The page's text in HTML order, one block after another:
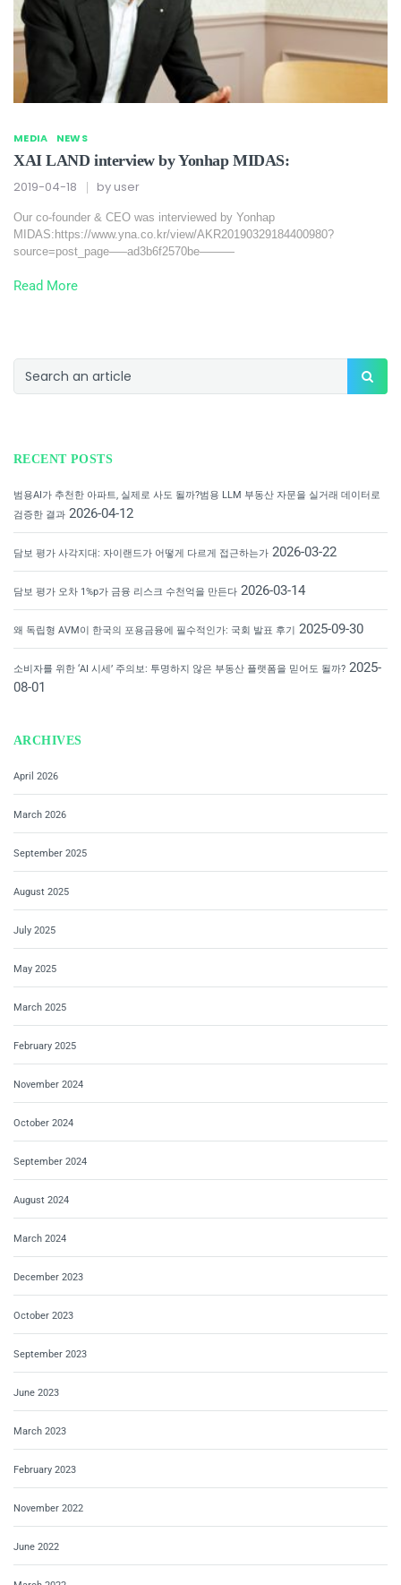
MEDIA NEWS
XAI LAND interview by Yonhap MIDAS:
2019-04-18 by user
Our co-founder & CEO was interviewed by Yonhap
MIDAS:https://www.yna.co.kr/view/AKR20190329184400980?
source=post_page—–ad3b6f2570be———
Read More
RECENT POSTS
범용AI가 추천한 아파트, 실제로 사도 될까?범용 LLM 부동산 자문을 실거래 데이터로
검증한 결과 2026-04-12
담보 평가 사각지대: 자이랜드가 어떻게 다르게 접근하는가 2026-03-22
담보 평가 오차 1%p가 금융 리스크 수천억을 만든다 2026-03-14
왜 독립형 AVM이 한국의 포용금융에 필수적인가: 국회 발표 후기 2025-09-30
소비자를 위한 ‘AI 시세’ 주의보: 투명하지 않은 부동산 플랫폼을 믿어도 될까? 2025-
08-01
ARCHIVES
April 2026
March 2026
September 2025
August 2025
July 2025
May 2025
March 2025
February 2025
November 2024
October 2024
September 2024
August 2024
March 2024
December 2023
October 2023
September 2023
June 2023
March 2023
February 2023
November 2022
June 2022